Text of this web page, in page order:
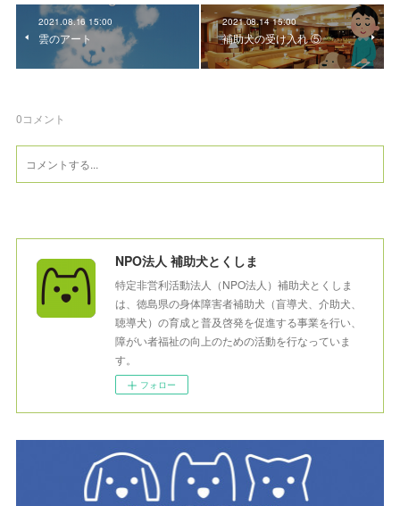
2021.08.16 15:00
雲のアート
2021.08.14 15:00
補助犬の受け入れ ⑤
0コメント
NPO法人 補助犬とくしま
特定非営利活動法人（NPO法人）補助犬とくしま
は、徳島県の身体障害者補助犬（盲導犬、介助犬、
聴導犬）の育成と普及啓発を促進する事業を行い、
障がい者福祉の向上のための活動を行なっていま
す。
フォロー